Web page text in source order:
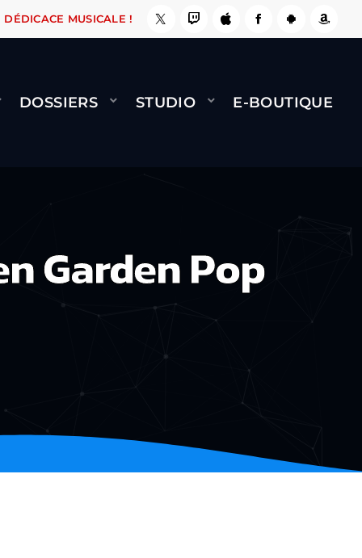
ÇA LE FAIT ! NAMI BERNARD MINET -
DÉDICACE MUSICALE !
DOSSIERS STUDIO E-BOUTIQUE
Garden Pop